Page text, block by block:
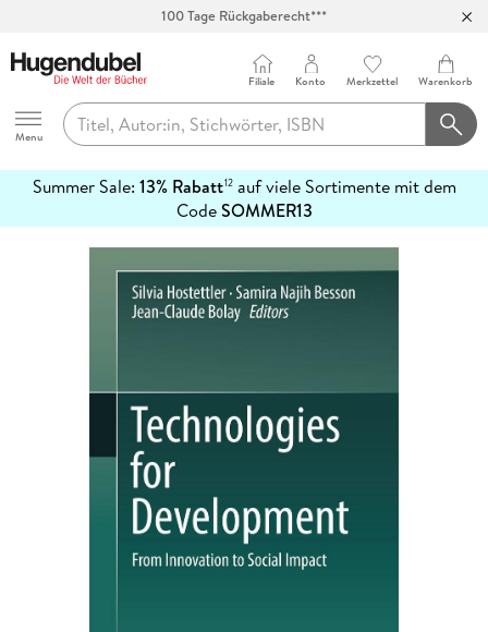
Hugendubel
Menu
Filiale Konto Merkzettel Warenkorb
Summer Sale: 13% Rabatt12auf viele Sortimente mit dem
CodeSOMMER13
erfahren